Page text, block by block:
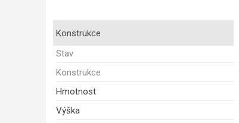
Konstrukce
Stav
Konstrukce
Hmotnost
Výška